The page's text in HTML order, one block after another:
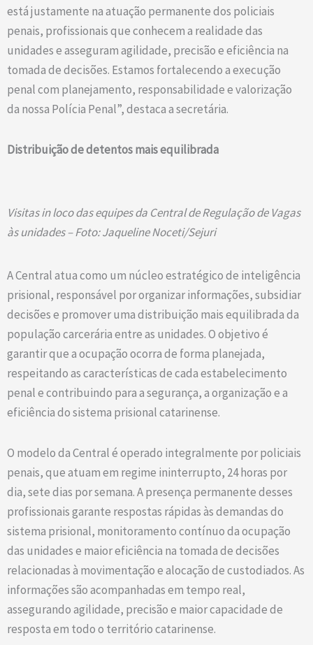
está justamente na atuação permanente dos policiais
penais, profissionais que conhecem a realidade das
unidades e asseguram agilidade, precisão e eficiência na
tomada de decisões. Estamos fortalecendo a execução
penal com planejamento, responsabilidade e valorização
da nossa Polícia Penal”, destaca a secretária.
Distribuição de detentos mais equilibrada
Visitas in loco das equipes da Central de Regulação de Vagas
às unidades – Foto: Jaqueline Noceti/Sejuri
A Central atua como um núcleo estratégico de inteligência
prisional, responsável por organizar informações, subsidiar
decisões e promover uma distribuição mais equilibrada da
população carcerária entre as unidades. O objetivo é
garantir que a ocupação ocorra de forma planejada,
respeitando as características de cada estabelecimento
penal e contribuindo para a segurança, a organização e a
eficiência do sistema prisional catarinense.
O modelo da Central é operado integralmente por policiais
penais, que atuam em regime ininterrupto, 24 horas por
dia, sete dias por semana. A presença permanente desses
profissionais garante respostas rápidas às demandas do
sistema prisional, monitoramento contínuo da ocupação
das unidades e maior eficiência na tomada de decisões
relacionadas à movimentação e alocação de custodiados. As
informações são acompanhadas em tempo real,
assegurando agilidade, precisão e maior capacidade de
resposta em todo o território catarinense.